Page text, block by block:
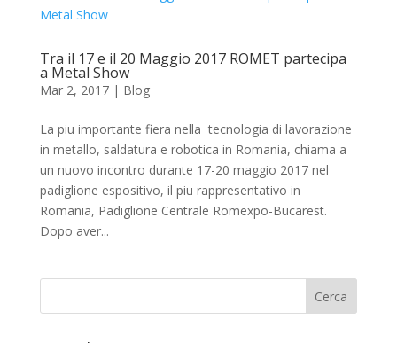
Tra il 17 e il 20 Maggio 2017 ROMET partecipa
a Metal Show
Mar 2, 2017| Blog
La piu importante fiera nella tecnologia di lavorazione
in metallo, saldatura e robotica in Romania, chiama a
un nuovo incontro durante 17-20 maggio 2017 nel
padiglione espositivo, il piu rappresentativo in
Romania, Padiglione Centrale Romexpo-Bucarest.
Dopo aver...